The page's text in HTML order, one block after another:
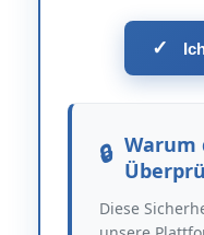
✓
Warum
Diese